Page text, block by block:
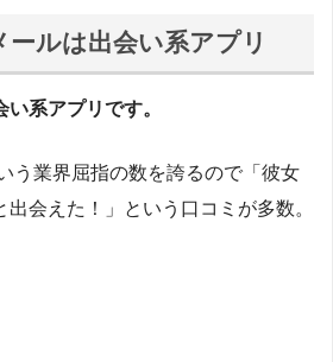
ルは出会い系アプリ
系アプリです。
う業界屈指の数を誇るので「彼女
会えた！」という口コミが多数。